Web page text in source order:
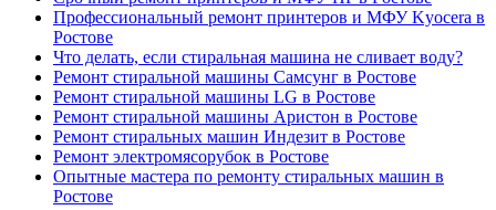
Профессиональный ремонт принтеров и МФУ Kyocera в
Ростове
Что делать, если стиральная машина не сливает воду?
Ремонт стиральной машины Самсунг в Ростове
Ремонт стиральной машины LG в Ростове
Ремонт стиральной машины Аристон в Ростове
Ремонт стиральных машин Индезит в Ростове
Ремонт электромясорубок в Ростове
Опытные мастера по ремонту стиральных машин в
Ростове